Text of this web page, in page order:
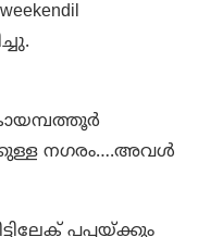
നഗരം….അവൾ
പപ്പയ്ക്കും